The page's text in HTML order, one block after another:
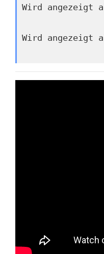
Wird angezeigt
Wird angezeigt